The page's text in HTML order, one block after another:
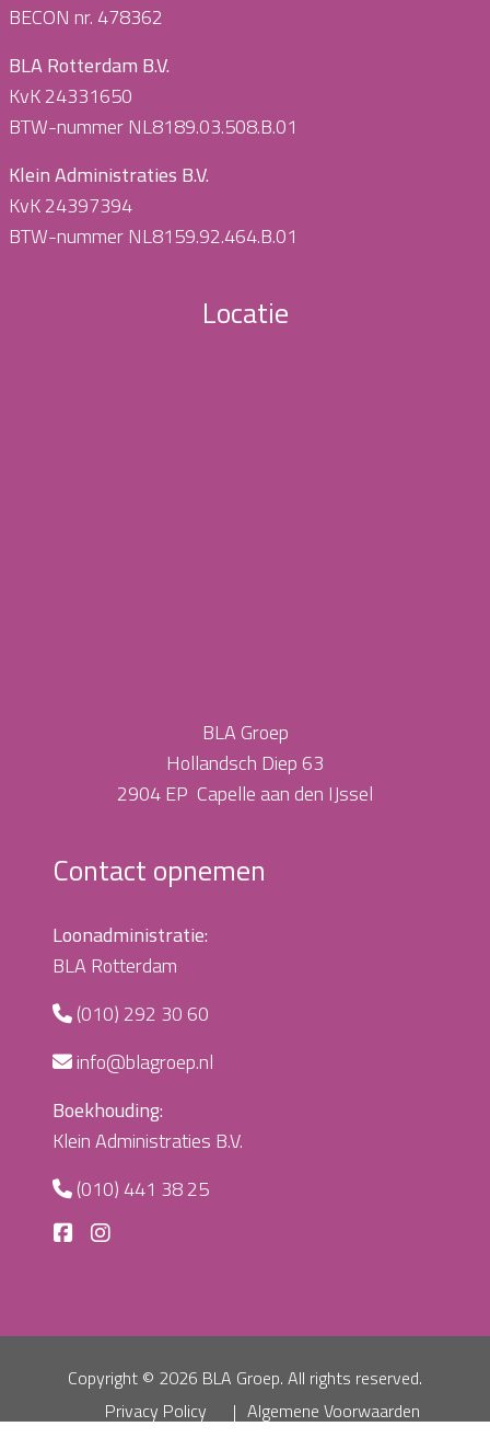
BECON nr. 478362
BLA Rotterdam B.V.
KvK 24331650
BTW-nummer NL8189.03.508.B.01
Klein Administraties B.V.
KvK 24397394
BTW-nummer NL8159.92.464.B.01
Locatie
BLA Groep
Hollandsch Diep 63
2904 EP Capelle aan den IJssel
Contact opnemen
Loonadministratie:
BLA Rotterdam
(010) 292 30 60
info@blagroep.nl
Boekhouding:
Klein Administraties B.V.
(010) 441 38 25
Copyright © 2026 BLA Groep. All rights reserved.
Privacy Policy
Algemene Voorwaarden